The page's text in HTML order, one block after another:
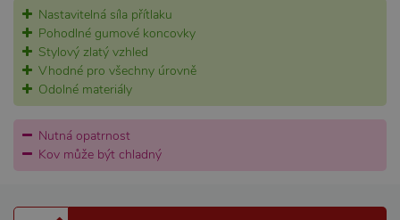
Nastavitelná síla přítlaku
Pohodlné gumové koncovky
Stylový zlatý vzhled
Vhodné pro všechny úrovně
Odolné materiály
Nutná opatrnost
Kov může být chladný